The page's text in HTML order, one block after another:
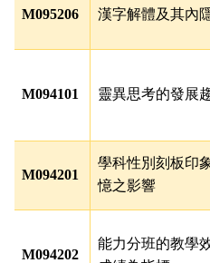
M095206 漢字解體及其內
M094101 靈異思考的發展
M094201
學科性別刻板印
憶之影響
M094202
能力分班的教學